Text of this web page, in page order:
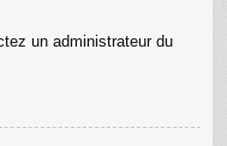
un administrateur du